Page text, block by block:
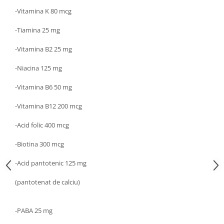
-Vitamina K 80 mcg
-Tiamina 25 mg
-Vitamina B2 25 mg
-Niacina 125 mg
-Vitamina B6 50 mg
-Vitamina B12 200 mcg
-Acid folic 400 mcg
-Biotina 300 mcg
-Acid pantotenic 125 mg
(pantotenat de calciu)
-PABA 25 mg